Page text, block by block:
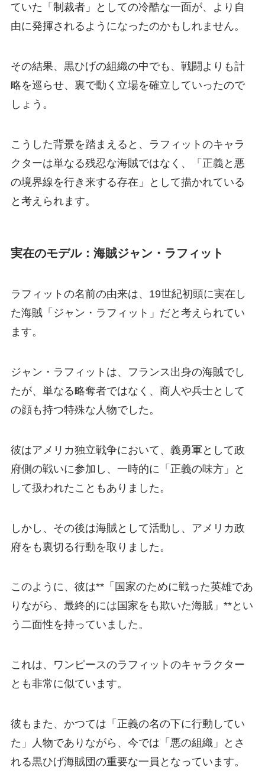
ていた「制裁者」としての冷酷な一面が、より自
由に発揮されるようになったのかもしれません。
その結果、黒ひげの組織の中でも、戦闘よりも計
略を巡らせ、裏で動く立場を確立していったので
しょう。
こうした背景を踏まえると、ラフィットのキャラ
クターは単なる残忍な海賊ではなく、「正義と悪
の境界線を行き来する存在」として描かれている
と考えられます。
実在のモデル：海賊ジャン・ラフィット
ラフィットの名前の由来は、19世紀初頭に実在し
た海賊「ジャン・ラフィット」だと考えられてい
ます。
ジャン・ラフィットは、フランス出身の海賊でし
たが、単なる略奪者ではなく、商人や兵士として
の顔も持つ特殊な人物でした。
彼はアメリカ独立戦争において、義勇軍として政
府側の戦いに参加し、一時的に「正義の味方」と
して扱われたこともありました。
しかし、その後は海賊として活動し、アメリカ政
府をも裏切る行動を取りました。
このように、彼は**「国家のために戦った英雄であ
りながら、最終的には国家をも欺いた海賊」**とい
う二面性を持っていました。
これは、ワンピースのラフィットのキャラクター
とも非常に似ています。
彼もまた、かつては「正義の名の下に行動してい
た」人物でありながら、今では「悪の組織」とさ
れる黒ひげ海賊団の重要な一員となっています。